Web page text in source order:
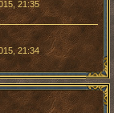
21:35
21:34